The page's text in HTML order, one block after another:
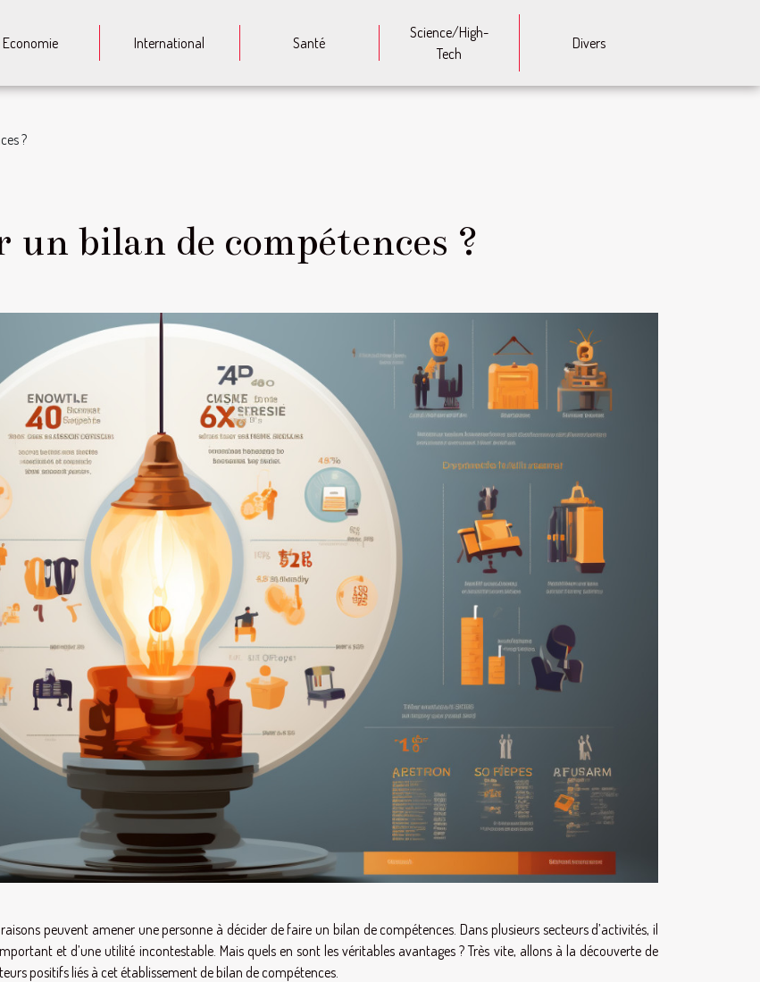
Economie International Santé
Science/High-
Tech
Divers
?
bilan de compétences ?
peuvent amener une personne à décider de faire un bilan de compétences. Dans plusieurs secteurs d’activités, il
et d’une utilité incontestable. Mais quels en sont les véritables avantages ? Très vite, allons à la découverte de
positifs liés à cet établissement de bilan de compétences.